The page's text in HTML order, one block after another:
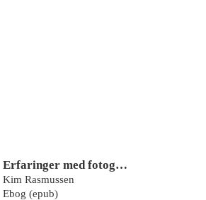
Erfaringer med fotografi - på tværs af projekter
Kim Rasmussen
Ebog (epub)